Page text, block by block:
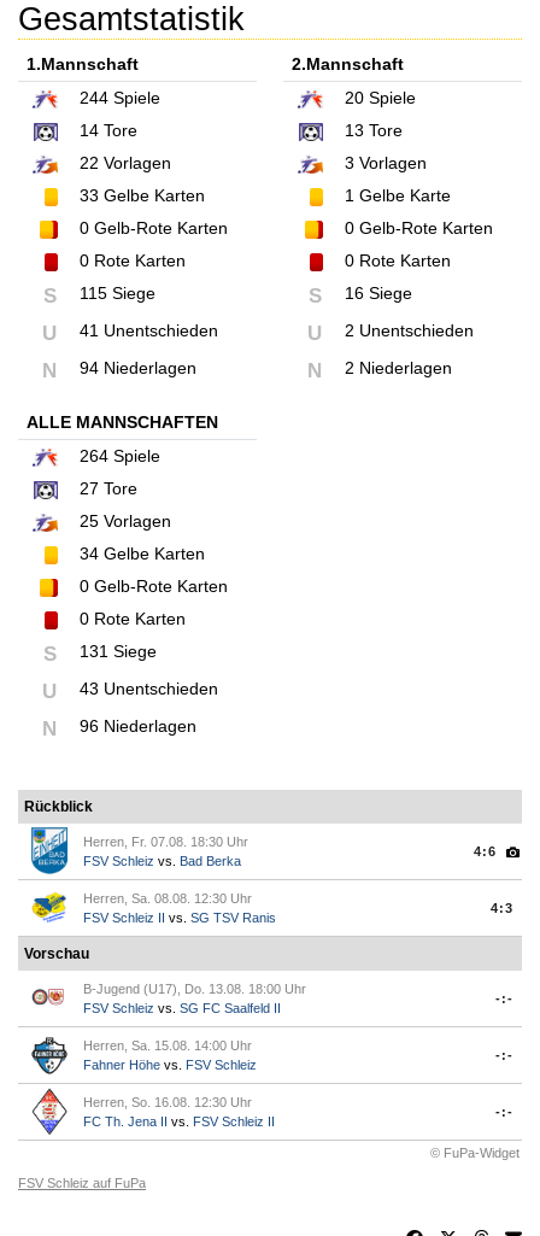
Gesamtstatistik
1.Mannschaft
244 Spiele
14 Tore
22 Vorlagen
33 Gelbe Karten
0 Gelb-Rote Karten
0 Rote Karten
S 115 Siege
U 41 Unentschieden
N 94 Niederlagen
2.Mannschaft
20Spiele
13 Tore
3 Vorlagen
1Gelbe Karte
0Gelb-Rote Karten
0Rote Karten
S 16 Siege
U 2 Unentschieden
N 2 Niederlagen
ALLE MANNSCHAFTEN
264 Spiele
27 Tore
25 Vorlagen
34 Gelbe Karten
0 Gelb-Rote Karten
0 Rote Karten
S 131 Siege
U 43 Unentschieden
N 96 Niederlagen
Rückblick
Herren, Fr. 07.08. 18:30 Uhr
FSV Schleiz vs. Bad Berka
4:6
Herren, Sa. 08.08. 12:30 Uhr
FSV Schleiz II
vs. SG TSV Ranis
4:3
Vorschau
B-Jugend (U17), Do. 13.08. 18:00 Uhr
FSV Schleiz vs. SG FC Saalfeld II
-:-
Herren, Sa. 15.08. 14:00 Uhr
Fahner Höhe vs. FSV Schleiz
-:-
Herren, So. 16.08. 12:30 Uhr
FC Th. Jena II
vs. FSV Schleiz II
-:-
© FuPa-Widget
FSV Schleiz auf FuPa